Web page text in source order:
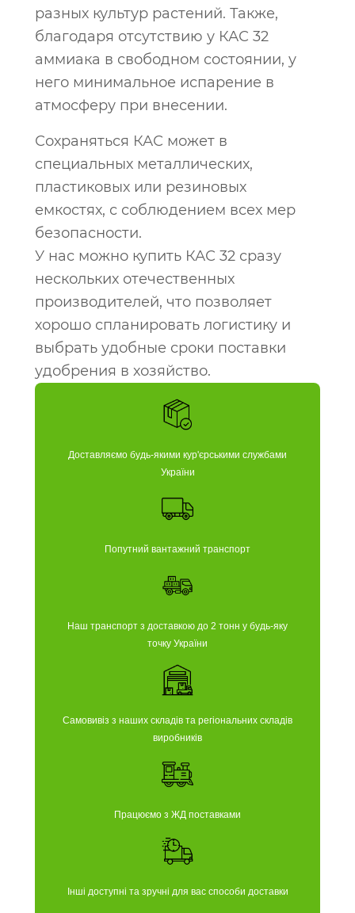
разных культур растений. Также,
благодаря отсутствию у КАС 32
аммиака в свободном состоянии, у
него минимальное испарение в
атмосферу при внесении.
Сохраняться КАС может в
специальных металлических,
пластиковых или резиновых
емкостях, с соблюдением всех мер
безопасности.
У нас можно купить КАС 32 сразу
нескольких отечественных
производителей, что позволяет
хорошо спланировать логистику и
выбрать удобные сроки поставки
удобрения в хозяйство.
Доставляємо будь-якими кур'єрськими службами
України
Попутний вантажний транспорт
Наш транспорт з доставкою до 2 тонн у будь-яку
точку України
Самовивіз з наших складів та регіональних складів
виробників
Працюємо з ЖД поставками
Інші доступні та зручні для вас способи доставки